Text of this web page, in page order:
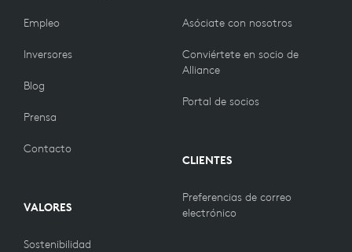
Empleo
Inversores
Blog
Prensa
Contacto
VALORES
Sostenibilidad
Asóciate con nosotros
Conviértete en socio de
Alliance
Portal de socios
CLIENTES
Preferencias de correo
electrónico